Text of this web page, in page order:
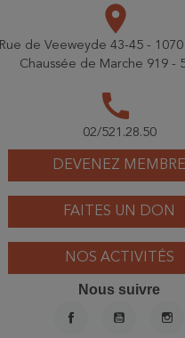
DEVENEZ MEMBRE
FAITES UN DON
NOS ACTIVITÉS
place
Rue de Veeweyde 43-45 -
Chaussée de Marche 919 -
call
02/521.28.50
Nous suivre